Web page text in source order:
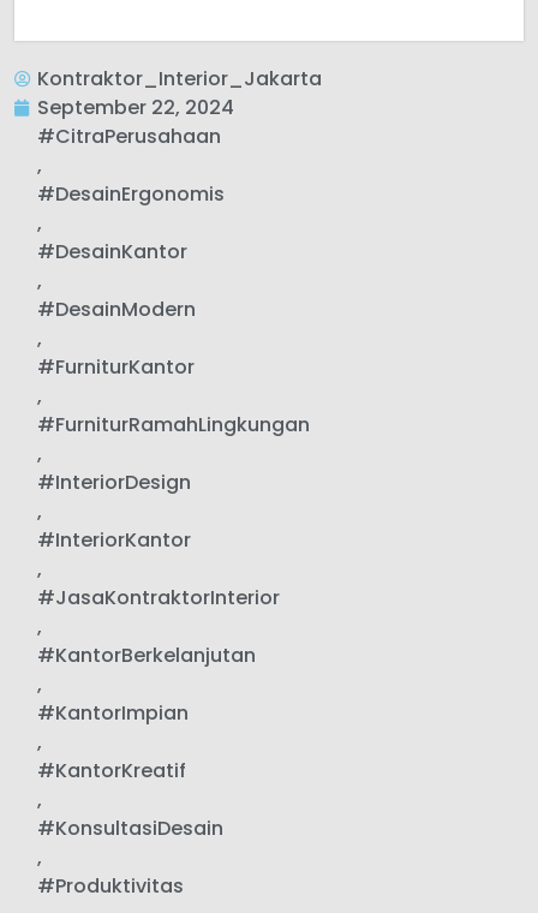
Kontraktor_Interior_Jakarta
September 22, 2024
#CitraPerusahaan
,
#DesainErgonomis
,
#DesainKantor
,
#DesainModern
,
#FurniturKantor
,
#FurniturRamahLingkungan
,
#InteriorDesign
,
#InteriorKantor
,
#JasaKontraktorInterior
,
#KantorBerkelanjutan
,
#KantorImpian
,
#KantorKreatif
,
#KonsultasiDesain
,
#Produktivitas